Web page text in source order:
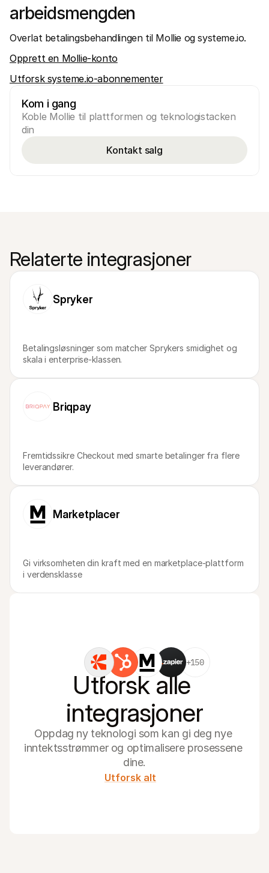
arbeidsmengden
Overlat betalingsbehandlingen til Mollie og systeme.io.
Opprett en Mollie-konto
Utforsk systeme.io-abonnementer
Kom i gang
Koble Mollie til plattformen og teknologistacken
din
Kontakt salg
Relaterte integrasjoner
Spryker
Betalingsløsninger som matcher Sprykers smidighet og
skala i enterprise-klassen.
Briqpay
Fremtidssikre Checkout med smarte betalinger fra flere
leverandører.
Marketplacer
Gi virksomheten din kraft med en marketplace-plattform
i verdensklasse
+150
Utforsk alle
integrasjoner
Oppdag ny teknologi som kan gi deg nye
inntektsstrømmer og optimalisere prosessene
dine.
Utforsk alt